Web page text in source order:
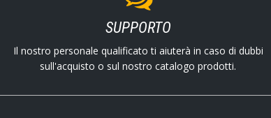
SUPPORTO
Il nostro personale qualificato ti aiuterà in caso di dubbi
sull'acquisto o sul nostro catalogo prodotti.